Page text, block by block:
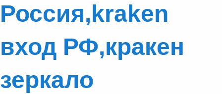
Россия,kraken
вход РФ,кракен
зеркало